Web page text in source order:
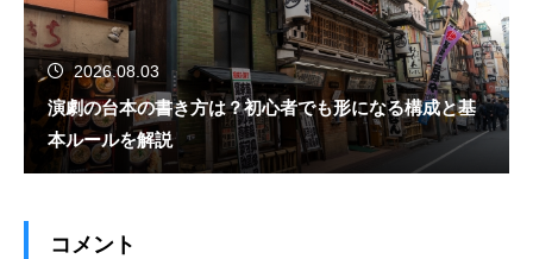
2026.08.03
演劇の台本の書き方は？初心者でも形になる構成と基
本ルールを解説
コメント